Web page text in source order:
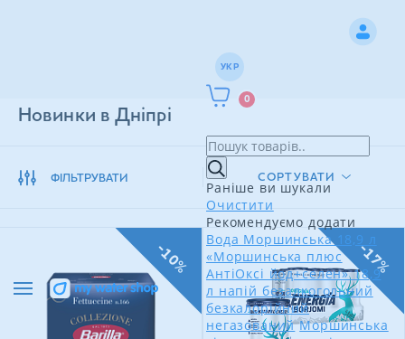
УКР
0
Раніше ви шукали
Очистити
Рекомендуємо додати
Вода Моршинська 18,9 л
«Моршинська плюс
АнтіОксі йод+селен» 18,9
л напій безалкогольний
безкалорійний
негазований Моршинська
Новинки в Дніпрі
ФІЛЬТРУВАТИ СОРТУВАТИ
-10% -17%